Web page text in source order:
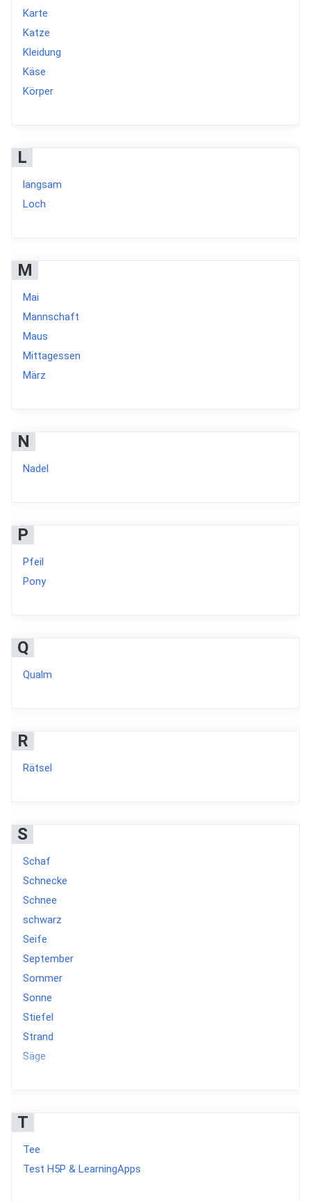
Karte
Katze
Kleidung
Käse
Körper
L
langsam
Loch
M
Mai
Mannschaft
Maus
Mittagessen
März
N
Nadel
P
Pfeil
Pony
Q
Qualm
R
Rätsel
S
Schaf
Schnecke
Schnee
schwarz
Seife
September
Sommer
Sonne
Stiefel
Strand
Säge
T
Tee
Test H5P & LearningApps